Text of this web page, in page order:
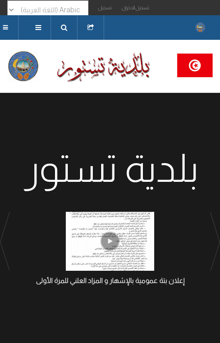
تسجيل الدخول تسجيل
البحث...
بلدية تستور
إعلان بتة عمومية بالإشهار و المزاد العلني للمرة الأولى